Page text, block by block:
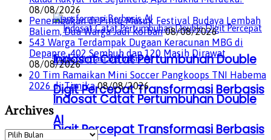
Indosat Catat Pertumbuhan Double
Digit Percepat Transformasi Berbasis
AI
Indosat Catat Pertumbuhan Double
Digit Percepat Transformasi Berbasis
08/08/2026
Penembakan di Pintu Masuk Festival Budaya Lembah
Baliem, Dua Warga Jadi Korban 08/08/2026
543 Warga Terdampak Dugaan Keracunan MBG di
Depapre, 402 Sembuh dan 120 Masih Dirawat
08/08/2026
20 Tim Ramaikan Mini Soccer Pangkoops TNI Habema
2026 di Timika 08/08/2026
Archives
Archives